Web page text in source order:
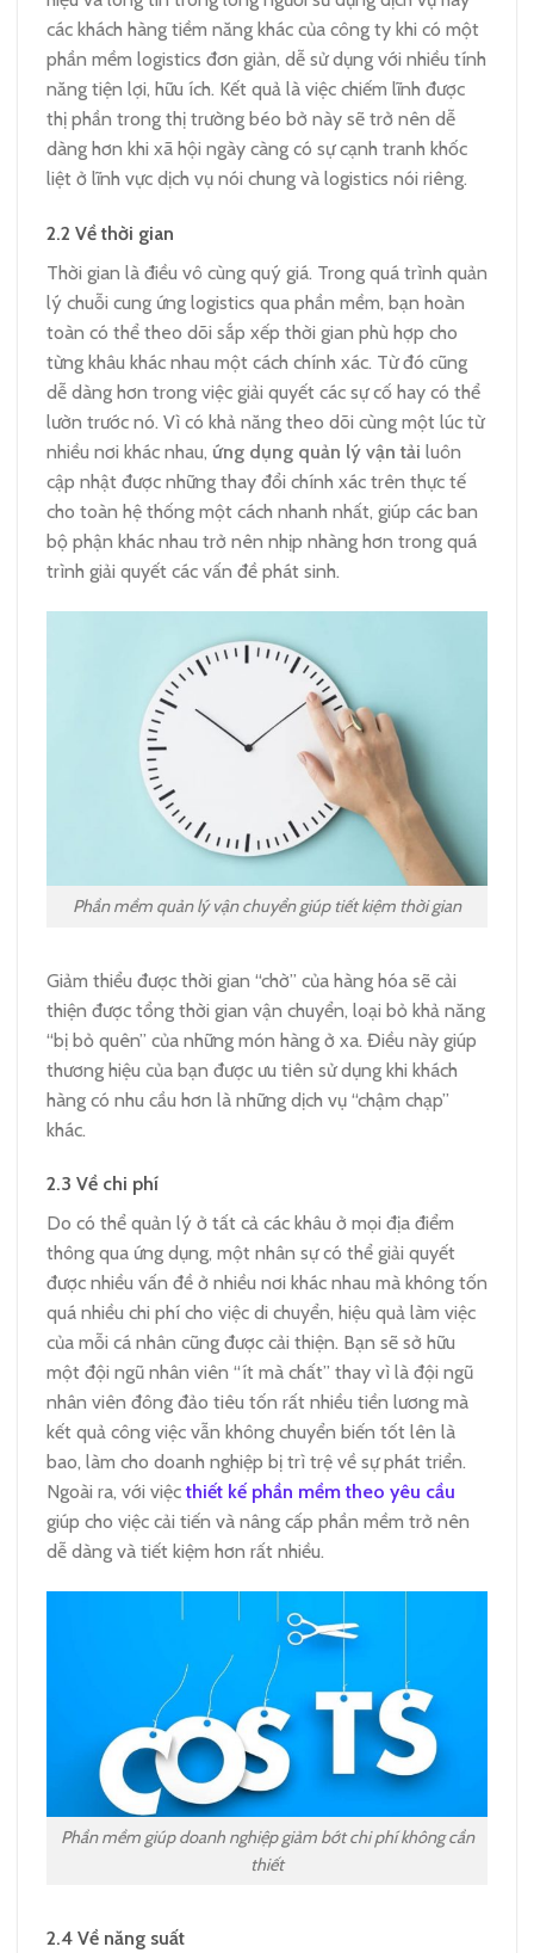
các khách hàng tiềm năng khác của công ty khi có một
phần mềm logistics đơn giản, dễ sử dụng với nhiều tính
năng tiện lợi, hữu ích. Kết quả là việc chiếm lĩnh được
thị phần trong thị trường béo bở này sẽ trở nên dễ
dàng hơn khi xã hội ngày càng có sự cạnh tranh khốc
liệt ở lĩnh vực dịch vụ nói chung và logistics nói riêng.
2.2 Về thời gian
Thời gian là điều vô cùng quý giá. Trong quá trình quản
lý chuỗi cung ứng logistics qua phần mềm, bạn hoàn
toàn có thể theo dõi sắp xếp thời gian phù hợp cho
từng khâu khác nhau một cách chính xác. Từ đó cũng
dễ dàng hơn trong việc giải quyết các sự cố hay có thể
lườn trước nó. Vì có khả năng theo dõi cùng một lúc từ
nhiều nơi khác nhau, ứng dụng quản lý vận tải luôn
cập nhật được những thay đổi chính xác trên thực tế
cho toàn hệ thống một cách nhanh nhất, giúp các ban
bộ phận khác nhau trở nên nhịp nhàng hơn trong quá
trình giải quyết các vấn đề phát sinh.
Phần mềm quản lý vận chuyển giúp tiết kiệm thời gian
Giảm thiểu được thời gian “chờ” của hàng hóa sẽ cải
thiện được tổng thời gian vận chuyển, loại bỏ khả năng
“bị bỏ quên” của những món hàng ở xa. Điều này giúp
thương hiệu của bạn được ưu tiên sử dụng khi khách
hàng có nhu cầu hơn là những dịch vụ “chậm chạp”
khác.
2.3 Về chi phí
Do có thể quản lý ở tất cả các khâu ở mọi địa điểm
thông qua ứng dụng, một nhân sự có thể giải quyết
được nhiều vấn đề ở nhiều nơi khác nhau mà không tốn
quá nhiều chi phí cho việc di chuyển, hiệu quả làm việc
của mỗi cá nhân cũng được cải thiện. Bạn sẽ sở hữu
một đội ngũ nhân viên “ít mà chất” thay vì là đội ngũ
nhân viên đông đảo tiêu tốn rất nhiều tiền lương mà
kết quả công việc vẫn không chuyển biến tốt lên là
bao, làm cho doanh nghiệp bị trì trệ về sự phát triển.
Ngoài ra, với việc thiết kế phần mềm theo yêu cầu
giúp cho việc cải tiến và nâng cấp phần mềm trở nên
dễ dàng và tiết kiệm hơn rất nhiều.
Phần mềm giúp doanh nghiệp giảm bớt chi phí không cần
thiết
2.4 Về năng suất